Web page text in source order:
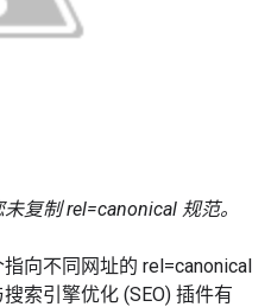
复制 rel=canonical 规范。
向不同网址的 rel=canonical
索引擎优化 (SEO) 插件有